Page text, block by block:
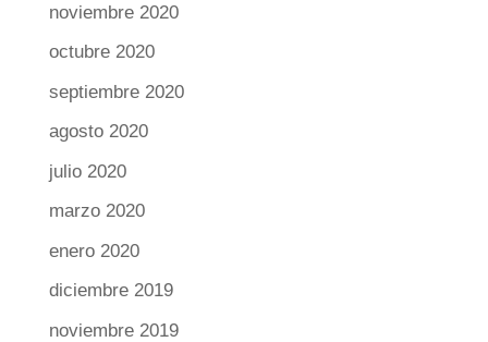
noviembre 2020
octubre 2020
septiembre 2020
agosto 2020
julio 2020
marzo 2020
enero 2020
diciembre 2019
noviembre 2019